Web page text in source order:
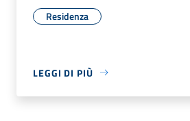
Residenza
LEGGI DI PIÙ